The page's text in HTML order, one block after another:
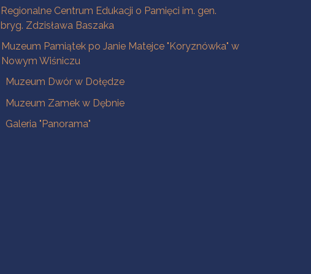
Regionalne Centrum Edukacji o Pamięci im. gen.
bryg. Zdzisława Baszaka
Muzeum Pamiątek po Janie Matejce "Koryznówka" w
Nowym Wiśniczu
Muzeum Dwór w Dołędze
Muzeum Zamek w Dębnie
Galeria "Panorama"